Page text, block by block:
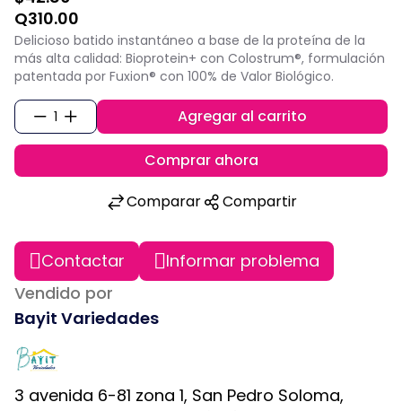
Q310.00
Delicioso batido instantáneo a base de la proteína de la
más alta calidad: Bioprotein+ con Colostrum®, formulación
patentada por Fuxion® con 100% de Valor Biológico.
1 Agregar al carrito
Comprar ahora
Comparar
Compartir
Contactar
Informar problema
Vendido por
Bayit Variedades
3 avenida 6-81 zona 1, San Pedro Soloma,